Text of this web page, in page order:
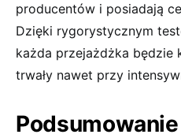
producentów i posiadają
Dzięki rygorystycznym
każda przejażdżka będzie
trwały nawet przy
Podsumowanie